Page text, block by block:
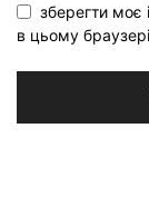
зберегти моє
в цьому